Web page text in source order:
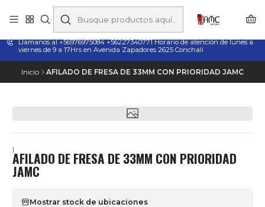
Taladros Magnéticos en Chile | Venta, Arriendo y Servicio
Técnico
Llamanos al +56976975084 +56227340771 Horario de atención de lunes a
viernes de 9 a 17Hrs en Avenida Zapadores 2625 Conchali
Inicio AFILADO DE FRESA DE 33MM CON PRIORIDAD JAMC
|
AFILADO DE FRESA DE 33MM CON PRIORIDAD
JAMC
Mostrar stock de ubicaciones